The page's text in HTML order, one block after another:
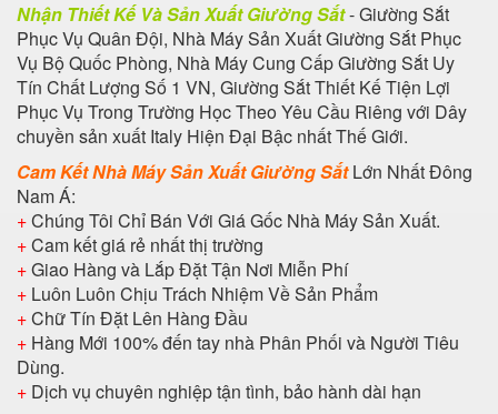
Nhận Thiết Kế Và Sản Xuất Giường Sắt- Giường Sắt
Phục Vụ Quân Đội, Nhà Máy Sản Xuất Giường Sắt Phục
Vụ Bộ Quốc Phòng, Nhà Máy Cung Cấp Giường Sắt Uy
Tín Chất Lượng Số 1 VN, Giường Sắt Thiết Kế Tiện Lợi
Phục Vụ Trong Trường Học Theo Yêu Cầu Riêng với Dây
chuyền sản xuất Italy Hiện Đại Bậc nhất Thế Giới.
Cam Kết Nhà Máy Sản Xuất Giường SắtLớn Nhất Đông
Nam Á:
+Chúng Tôi Chỉ Bán Với Giá Gốc Nhà Máy Sản Xuất.
+Cam kết giá rẻ nhất thị trường
+Giao Hàng và Lắp Đặt Tận Nơi Miễn Phí
+ Luôn Luôn Chịu Trách Nhiệm Về Sản Phẩm
+Chữ Tín Đặt Lên Hàng Đầu
+ Hàng Mới 100% đến tay nhà Phân Phối và Người Tiêu
Dùng.
+ Dịch vụ chuyên nghiệp tận tình, bảo hành dài hạn